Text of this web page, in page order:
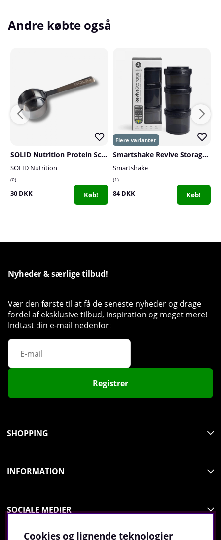
Andre købte også
SOLID Nutrition Protein Scoop, stainless steel
SOLID Nutrition
0
30 DKK Køb!
Smartshake Revive Storage - 3-pack
Smartshake
1
84 DKK Køb!
Nyheder & særlige tilbud!
Vær den første til at få de seneste nyheder og drage
fordel af eksklusive tilbud, inspiration og meget mere!
Indtast din e-mail nedenfor:
Registrer
SHOPPING
INFORMATION
SOCIALE MEDIER
Cookies og lignende teknologier